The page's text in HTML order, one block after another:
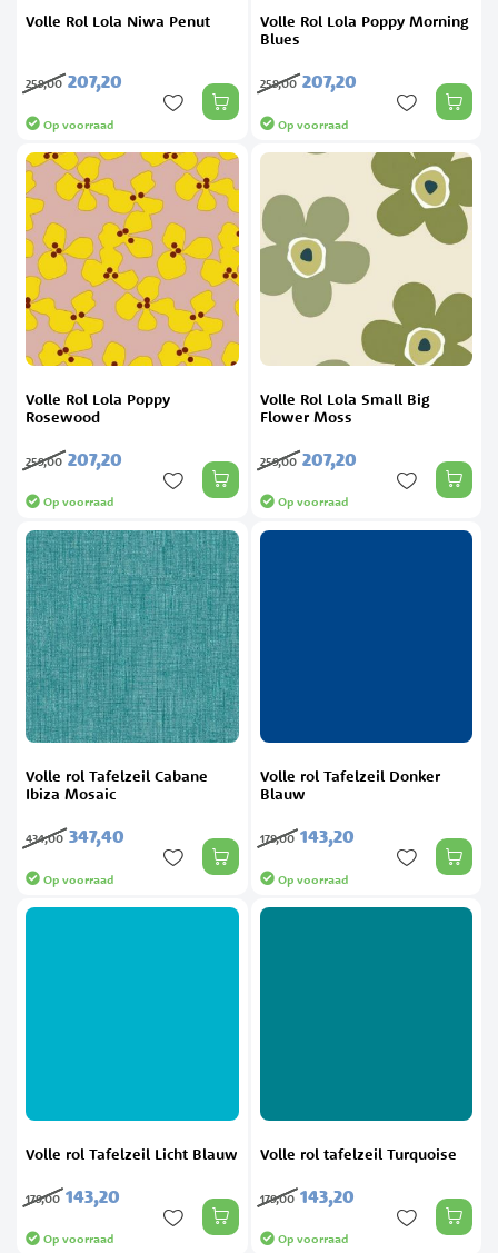
Volle Rol Lola Niwa Penut
207,20
259,00
Op voorraad
Volle Rol Lola Poppy Morning
Blues
207,20
259,00
Op voorraad
Volle Rol Lola Poppy
Rosewood
207,20
259,00
Op voorraad
Volle Rol Lola Small Big
Flower Moss
207,20
259,00
Op voorraad
Volle rol Tafelzeil Cabane
Ibiza Mosaic
347,40
434,00
Op voorraad
Volle rol Tafelzeil Donker
Blauw
143,20
179,00
Op voorraad
Volle rol Tafelzeil Licht Blauw
143,20
179,00
Op voorraad
Volle rol tafelzeil Turquoise
143,20
179,00
Op voorraad